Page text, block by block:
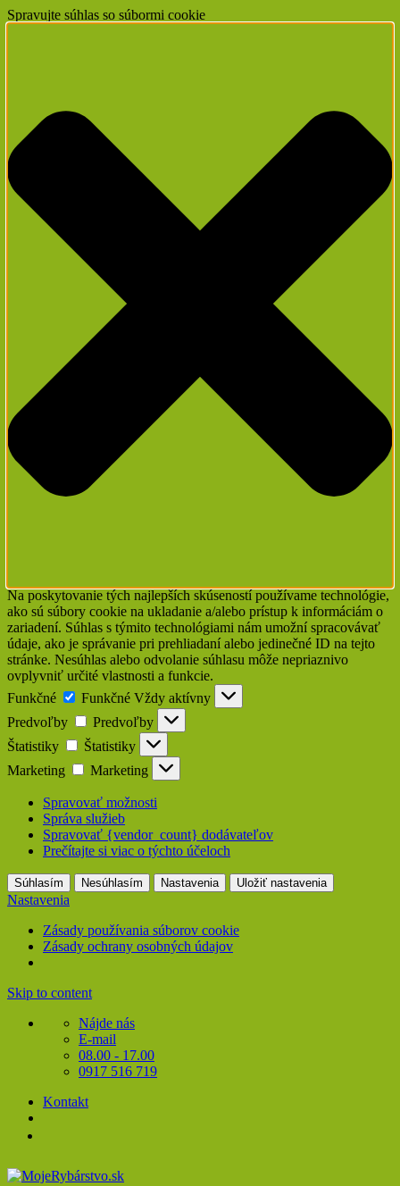
Spravujte súhlas so súbormi cookie
Na poskytovanie tých najlepších skúseností používame technológie,
ako sú súbory cookie na ukladanie a/alebo prístup k informáciám o
zariadení. Súhlas s týmito technológiami nám umožní spracovávať
údaje, ako je správanie pri prehliadaní alebo jedinečné ID na tejto
stránke. Nesúhlas alebo odvolanie súhlasu môže nepriaznivo
ovplyvniť určité vlastnosti a funkcie.
Funkčné
Funkčné Vždy aktívny
Predvoľby
Predvoľby
Štatistiky
Štatistiky
Marketing
Marketing
Spravovať možnosti
Správa služieb
Spravovať {vendor_count} dodávateľov
Prečítajte si viac o týchto účeloch
Súhlasím Nesúhlasím Nastavenia Uložiť nastavenia
Nastavenia
Zásady používania súborov cookie
Zásady ochrany osobných údajov
Skip to content
Nájde nás
E-mail
08.00 - 17.00
0917 516 719
Kontakt